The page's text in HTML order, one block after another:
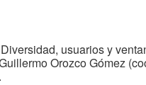
usuarios y
Orozco Gómez